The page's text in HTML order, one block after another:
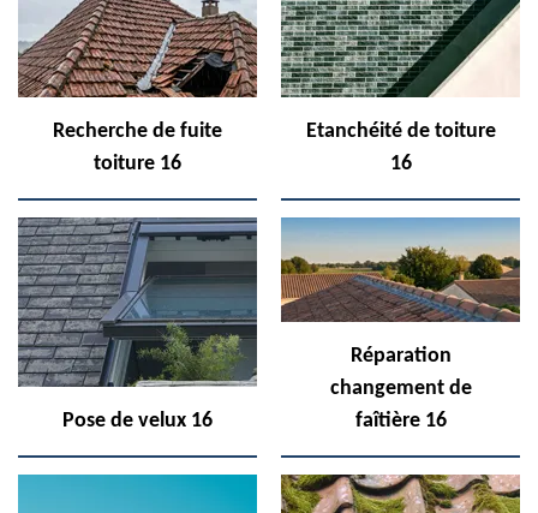
Recherche de fuite
toiture 16
Etanchéité de toiture
16
Pose de velux 16
Réparation
changement de
faîtière 16